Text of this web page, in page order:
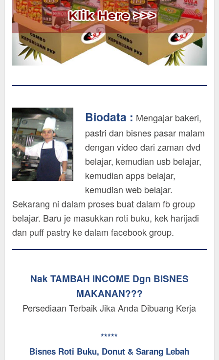
Biodata : Mengajar bakeri,
pastri dan bisnes pasar malam
dengan video dari zaman dvd
belajar, kemudian usb belajar,
kemudian apps belajar,
kemudian web belajar.
Sekarang ni dalam proses buat dalam fb group
belajar. Baru je masukkan roti buku, kek harijadi
dan puff pastry ke dalam facebook group.
Nak TAMBAH INCOME Dgn BISNES
MAKANAN???
Persediaan Terbaik Jika Anda Dibuang Kerja
*****
Bisnes Roti Buku, Donut & Sarang Lebah